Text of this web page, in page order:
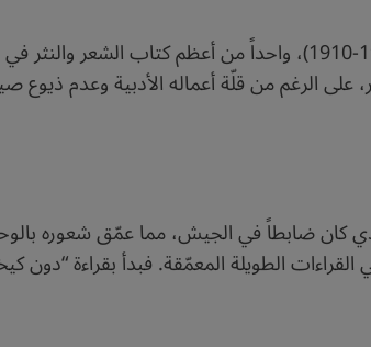
يَعُدُّ النقاد الأديب الكوبي خوسيه ليثاما ليما (1976-1910)،
على الرغم من قلّة أعماله الأدبية وعدم ذيوع
كان ضابطاً في الجيش، مما عمّق شعوره
الطويلة المعمّقة. فبدأ بقراءة “دون